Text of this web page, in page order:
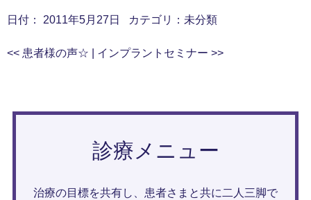
日付： 2011年5月27日 カテゴリ： 未分類
<< 患者様の声☆ インプラントセミナー >>
診療メニュー
治療の目標を共有し、患者さまと共に二人三脚で